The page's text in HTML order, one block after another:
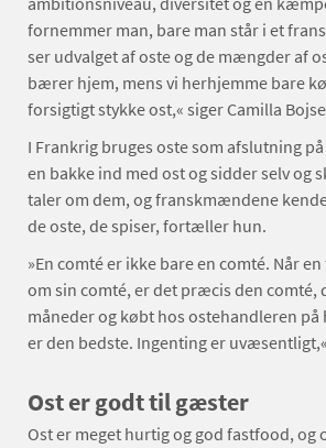
fornemmer man, bare man står i et
ser udvalget af oste og de mængder af
bærer hjem, mens vi herhjemme bare
forsigtigt stykke ost,« siger Camilla
I Frankrig bruges oste som afslutning
en bakke ind med ost og sidder selv og
taler om dem, og franskmændene
de oste, de spiser, fortæller hun.
»En comté er ikke bare en comté. Når
om sin comté, er det præcis den comté,
måneder og købt hos ostehandleren
er den bedste. Ingenting er
Ost er godt til gæster
Ost er meget hurtig og god fastfood, og